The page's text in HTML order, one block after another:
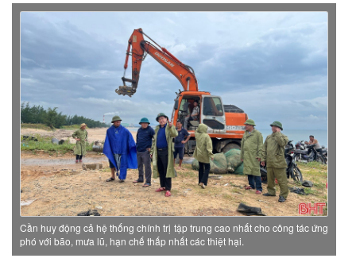
Cần huy động cả hệ thống chính trị tập trung cao nhất cho công tác ứng
phó với bão, mưa lũ, hạn chế thấp nhất các thiệt hại.